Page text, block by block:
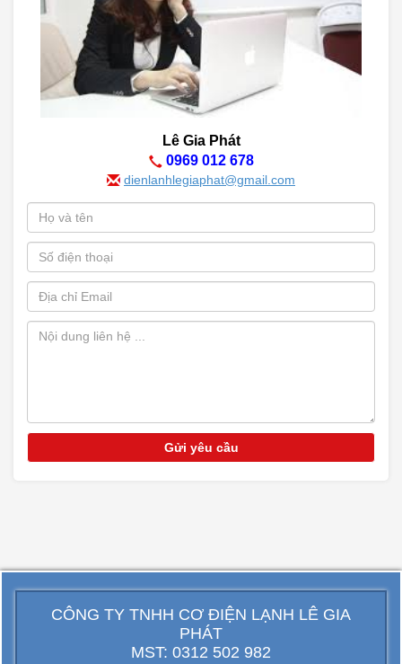
Lê Gia Phát
0969 012 678
dienlanhlegiaphat@gmail.com
CÔNG TY TNHH CƠ ĐIỆN LẠNH LÊ GIA
PHÁT
MST: 0312 502 982